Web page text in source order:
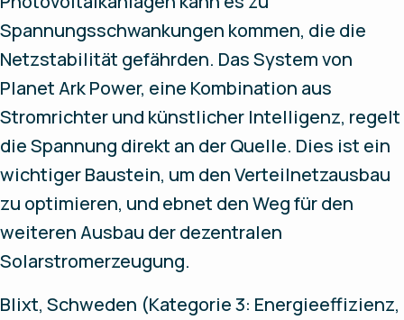
Spannungsschwankungen kommen, die die
Netzstabilität gefährden. Das System von
Planet Ark Power, eine Kombination aus
Stromrichter und künstlicher Intelligenz, regelt
die Spannung direkt an der Quelle. Dies ist ein
wichtiger Baustein, um den Verteilnetzausbau
zu optimieren, und ebnet den Weg für den
weiteren Ausbau der dezentralen
Solarstromerzeugung.
Blixt, Schweden (Kategorie 3: Energieeffizienz,